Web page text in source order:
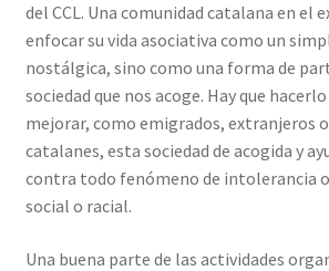
del CCL. Una comunidad catalana en el
enfocar su vida asociativa como un
nostálgica, sino como una forma de
sociedad que nos acoge. Hay que
mejorar, como emigrados, extranjeros
catalanes, esta sociedad de acogida y
contra todo fenómeno de intolerancia
social o racial.
Una buena parte de las actividades